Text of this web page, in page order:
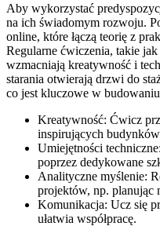
Aby wykorzystać
na ich świadomym rozwoju.
online, które łączą teorię z
Regularne ćwiczenia, takie
wzmacniają kreatywność i
starania otwierają drzwi do
co jest kluczowe w
Kreatywność: Ćwicz
inspirujących
Umiejętności
poprzez dedykowane
Analityczne myślenie:
projektów, np. planując
Komunikacja: Ucz się
ułatwia współpracę.